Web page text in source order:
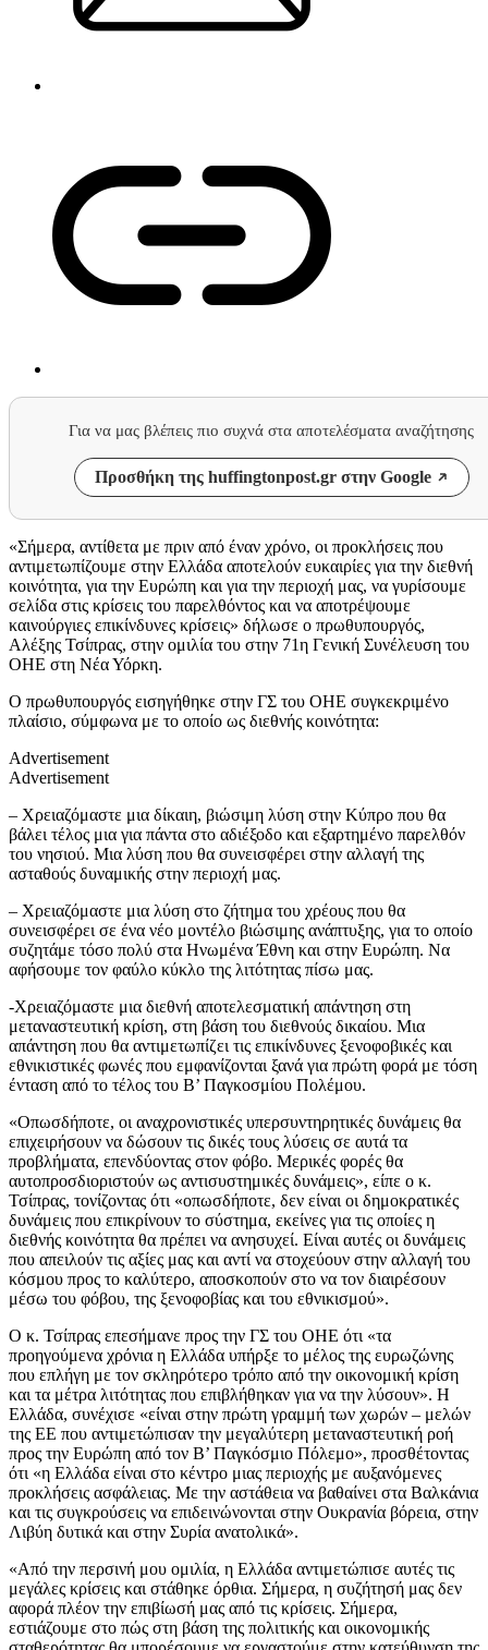
Για να μας βλέπεις πιο συχνά στα αποτελέσματα αναζήτησης
Προσθήκη της huffingtonpost.gr στην Google
«Σήμερα, αντίθετα με πριν από έναν χρόνο, οι προκλήσεις που
αντιμετωπίζουμε στην Ελλάδα αποτελούν ευκαιρίες για την διεθνή
κοινότητα, για την Ευρώπη και για την περιοχή μας, να γυρίσουμε
σελίδα στις κρίσεις του παρελθόντος και να αποτρέψουμε
καινούργιες επικίνδυνες κρίσεις» δήλωσε ο πρωθυπουργός,
Αλέξης Τσίπρας, στην ομιλία του στην 71η Γενική Συνέλευση του
ΟΗΕ στη Νέα Υόρκη.
Ο πρωθυπουργός εισηγήθηκε στην ΓΣ του ΟΗΕ συγκεκριμένο
πλαίσιο, σύμφωνα με το οποίο ως διεθνής κοινότητα:
Advertisement
Advertisement
– Χρειαζόμαστε μια δίκαιη, βιώσιμη λύση στην Κύπρο που θα
βάλει τέλος μια για πάντα στο αδιέξοδο και εξαρτημένο παρελθόν
του νησιού. Μια λύση που θα συνεισφέρει στην αλλαγή της
ασταθούς δυναμικής στην περιοχή μας.
– Χρειαζόμαστε μια λύση στο ζήτημα του χρέους που θα
συνεισφέρει σε ένα νέο μοντέλο βιώσιμης ανάπτυξης, για το οποίο
συζητάμε τόσο πολύ στα Ηνωμένα Έθνη και στην Ευρώπη. Να
αφήσουμε τον φαύλο κύκλο της λιτότητας πίσω μας.
-Χρειαζόμαστε μια διεθνή αποτελεσματική απάντηση στη
μεταναστευτική κρίση, στη βάση του διεθνούς δικαίου. Μια
απάντηση που θα αντιμετωπίζει τις επικίνδυνες ξενοφοβικές και
εθνικιστικές φωνές που εμφανίζονται ξανά για πρώτη φορά με τόση
ένταση από το τέλος του Β’ Παγκοσμίου Πολέμου.
«Οπωσδήποτε, οι αναχρονιστικές υπερσυντηρητικές δυνάμεις θα
επιχειρήσουν να δώσουν τις δικές τους λύσεις σε αυτά τα
προβλήματα, επενδύοντας στον φόβο. Μερικές φορές θα
αυτοπροσδιοριστούν ως αντισυστημικές δυνάμεις», είπε ο κ.
Τσίπρας, τονίζοντας ότι «οπωσδήποτε, δεν είναι οι δημοκρατικές
δυνάμεις που επικρίνουν το σύστημα, εκείνες για τις οποίες η
διεθνής κοινότητα θα πρέπει να ανησυχεί. Είναι αυτές οι δυνάμεις
που απειλούν τις αξίες μας και αντί να στοχεύουν στην αλλαγή του
κόσμου προς το καλύτερο, αποσκοπούν στο να τον διαιρέσουν
μέσω του φόβου, της ξενοφοβίας και του εθνικισμού».
Ο κ. Τσίπρας επεσήμανε προς την ΓΣ του ΟΗΕ ότι «τα
προηγούμενα χρόνια η Ελλάδα υπήρξε το μέλος της ευρωζώνης
που επλήγη με τον σκληρότερο τρόπο από την οικονομική κρίση
και τα μέτρα λιτότητας που επιβλήθηκαν για να την λύσουν». Η
Ελλάδα, συνέχισε «είναι στην πρώτη γραμμή των χωρών – μελών
της ΕΕ που αντιμετώπισαν την μεγαλύτερη μεταναστευτική ροή
προς την Ευρώπη από τον Β’ Παγκόσμιο Πόλεμο», προσθέτοντας
ότι «η Ελλάδα είναι στο κέντρο μιας περιοχής με αυξανόμενες
προκλήσεις ασφάλειας. Με την αστάθεια να βαθαίνει στα Βαλκάνια
και τις συγκρούσεις να επιδεινώνονται στην Ουκρανία βόρεια, στην
Λιβύη δυτικά και στην Συρία ανατολικά».
«Από την περσινή μου ομιλία, η Ελλάδα αντιμετώπισε αυτές τις
μεγάλες κρίσεις και στάθηκε όρθια. Σήμερα, η συζήτησή μας δεν
αφορά πλέον την επιβίωσή μας από τις κρίσεις. Σήμερα,
εστιάζουμε στο πώς στη βάση της πολιτικής και οικονομικής